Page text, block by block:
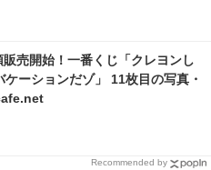
売開始！一番くじ「クレヨンし
ケーションだゾ」 11枚目の写真・
Recommended by